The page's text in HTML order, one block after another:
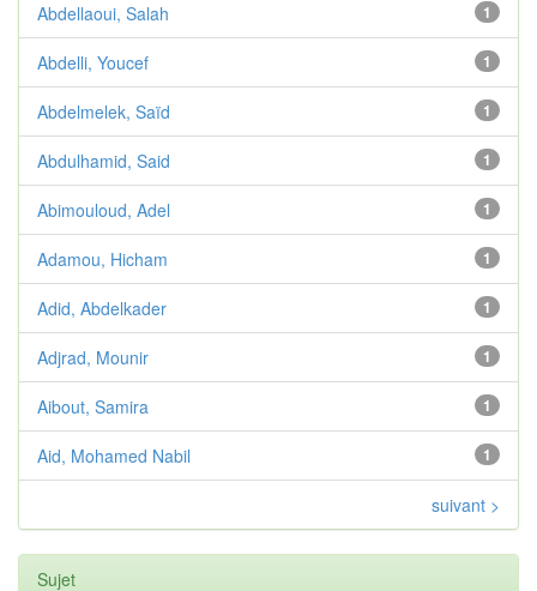
1
Abdellaoui, Salah
1
Abdelli, Youcef
1
Abdelmelek, Saïd
1
Abdulhamid, Said
1
Abimouloud, Adel
1
Adamou, Hicham
1
Adid, Abdelkader
1
Adjrad, Mounir
1
Aibout, Samira
1
Aid, Mohamed Nabil
suivant >
Sujet